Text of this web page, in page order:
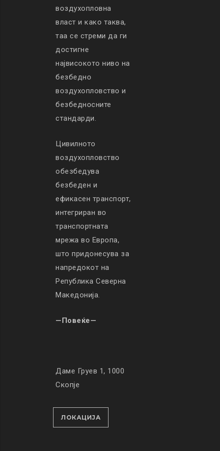
воздухопловна
власт и како таква,
таа се стреми да ги
достигне
највисокото ниво на
безбедно
воздухопловство и
безбедносните
стандарди.
Цивилното
воздухопловство
обезбедува
безбеден и
ефикасен транспорт,
интегриран во
транспортната
мрежа во Европа,
што придонесува за
напредокот на
Република Северна
Македонија.
—Повеќе—
Даме Груев 1, 1000
Скопје
ЛОКАЦИЈА